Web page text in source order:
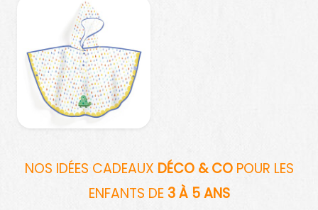
NOS IDÉES CADEAUX DÉCO & COPOUR LES
ENFANTS DE3 À 5 ANS